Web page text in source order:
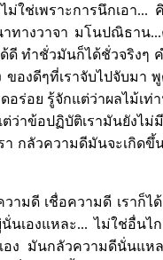
ใช่เพราะการนึกเอา...
ทางวาจา มโนปณิธาน
ดี ทำชั่วมันก็ได้ชั่วจริงๆ
ของดีๆที่เราจับไปจับม
อร่อย รู้จักแต่ว่าผลไม้เ
ว่าข้อปฏิบัติเรามันยังไ
า กลัวความดีมันจะเกิด
วามดี เชื่อความดี เราก็
นเองแหละ... ไม่ใช่อื่น
อง มันกลัวความดีนั่นแห